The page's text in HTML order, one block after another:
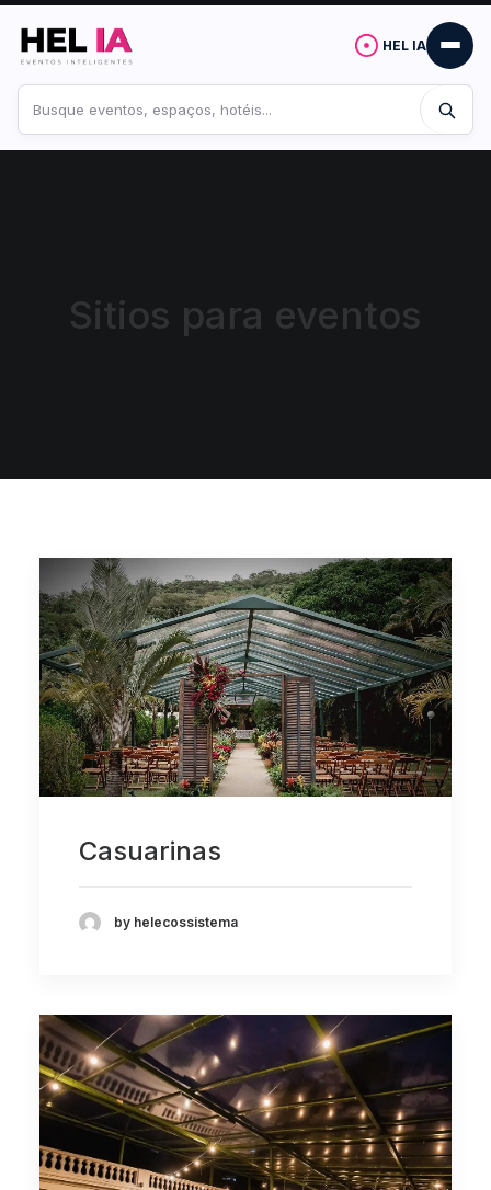
HEL IA
no
site
Sitios para eventos
Casuarinas
by helecossistema